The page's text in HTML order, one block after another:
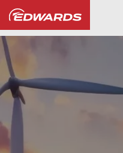
...